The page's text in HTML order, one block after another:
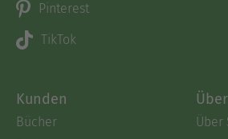
Pinterest
TikTok
Kunden
Bücher
Über